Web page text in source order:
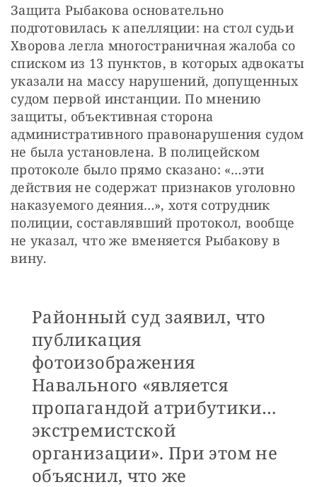
Защита Рыбакова основательно
подготовилась к апелляции: на стол судьи
Хворова легла многостраничная жалоба со
списком из 13 пунктов, в которых адвокаты
указали на массу нарушений, допущенных
судом первой инстанции. По мнению
защиты, объективная сторона
административного правонарушения судом
не была установлена. В полицейском
протоколе было прямо сказано: «…эти
действия не содержат признаков уголовно
наказуемого деяния…», хотя сотрудник
полиции, составлявший протокол, вообще
не указал, что же вменяется Рыбакову в
вину.
Районный суд заявил, что
публикация
фотоизображения
Навального «является
пропагандой атрибутики…
экстремистской
организации». При этом не
объяснил, что же